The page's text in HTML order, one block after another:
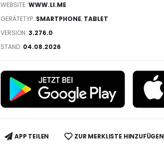
WEBSITE:WWW.LI.ME
GERÄTETYP: SMARTPHONE, TABLET
VERSION: 3.276.0
STAND: 04.08.2026
APP TEILEN ZUR MERKLISTE HINZUFÜGEN